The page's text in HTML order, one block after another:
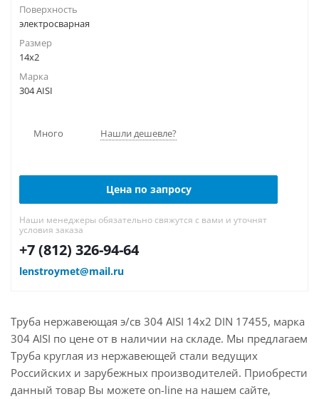
Поверхность
электросварная
Размер
14х2
Марка
304 AISI
Много Нашли дешевле?
Цена по запросу
Наши менеджеры обязательно свяжутся с вами и уточнят
условия заказа
+7 (812) 326-94-64
lenstroymet@mail.ru
Труба нержавеющая э/св 304 AISI 14х2 DIN 17455, марка
304 AISI по цене от в наличии на складе. Мы предлагаем
Труба круглая из нержавеющей стали ведущих
Российских и зарубежных производителей. Приобрести
данный товар Вы можете on-line на нашем сайте,